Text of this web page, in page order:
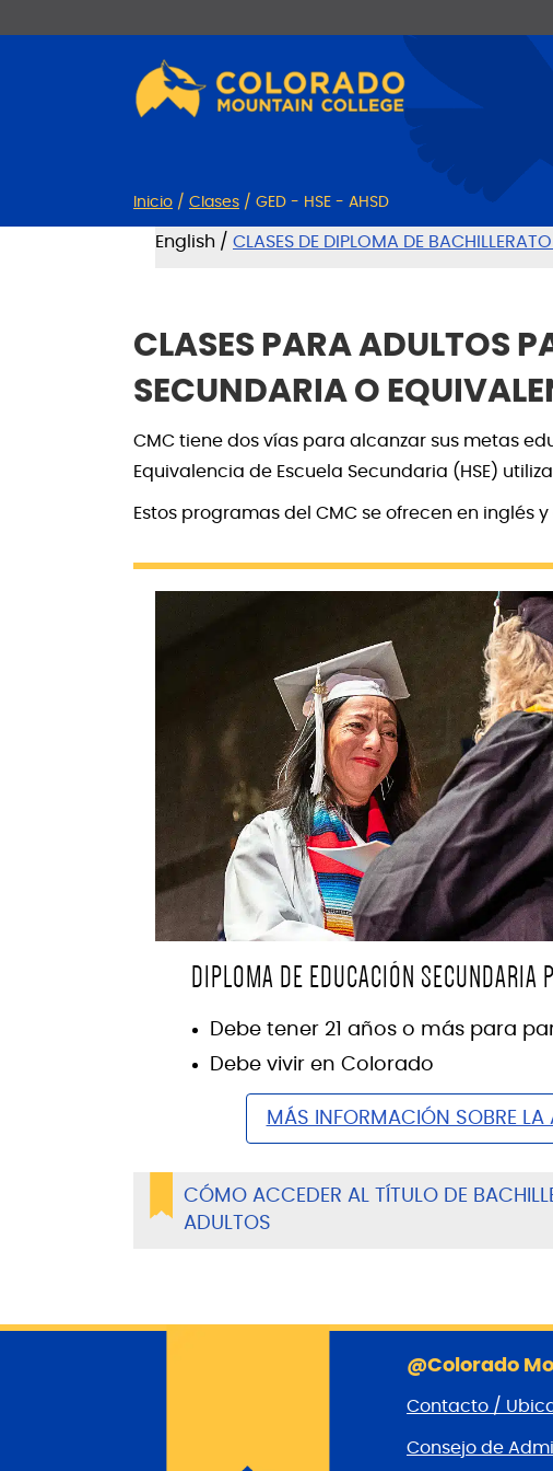
Inicio / Clases / GED - HSE - AHSD
English / CLASES DE DIPLOMA DE
CLASES PARA ADULTOS
SECUNDARIA O
CMC tiene dos vías para alcanzar sus metas
Equivalencia de Escuela Secundaria (HSE)
Estos programas del CMC se ofrecen en inglés
DIPLOMA DE EDUCACIÓN SECUNDARIA
Debe tener 21 años o más para
Debe vivir en Colorado
MÁS INFORMACIÓN SOBRE LA
CÓMO ACCEDER AL TÍTULO DE
ADULTOS
@Colorado
Contacto /
Consejo de